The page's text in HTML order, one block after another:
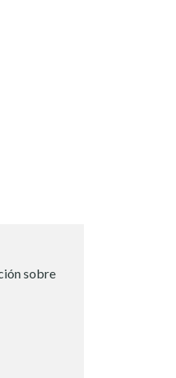
sobre